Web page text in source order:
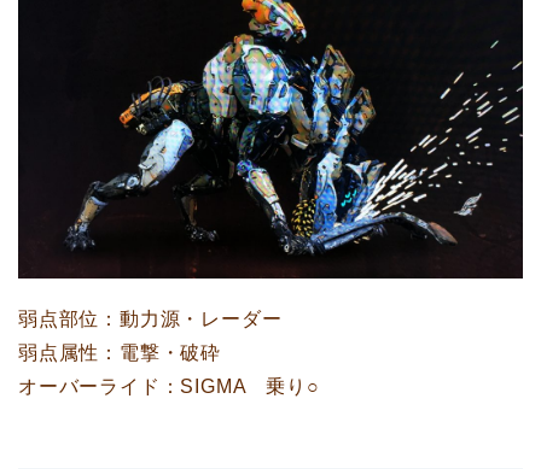
弱点部位：動力源・レーダー
弱点属性：電撃・破砕
オーバーライド：SIGMA 乗り○